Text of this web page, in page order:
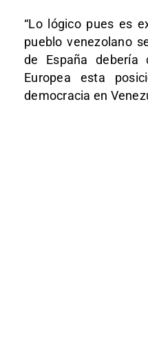
“Lo lógico pues es
pueblo venezolano
de España
Europea esta
democracia en